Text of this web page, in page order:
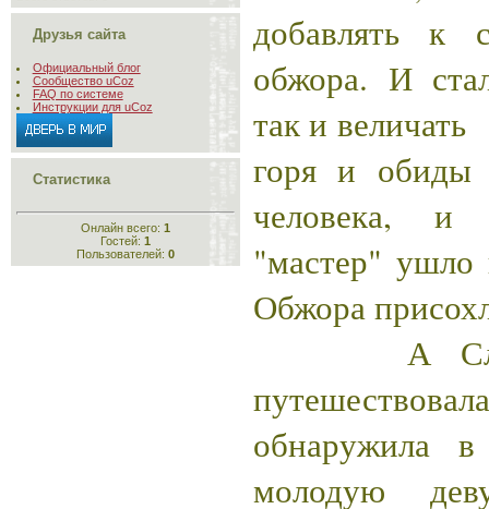
Друзья сайта
Официальный блог
Сообщество uCoz
FAQ по системе
Инструкции для uCoz
Статистика
Онлайн всего: 1
Гостей: 1
Пользователей: 0
добавлять к
обжора. И
так и
горя и обиды
человека,
"мастер" ушло
Обжора
А Слава
обнаружила в
молодую